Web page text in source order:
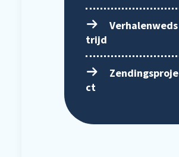
Verhalenweds
trijd
Zendingsproje
ct